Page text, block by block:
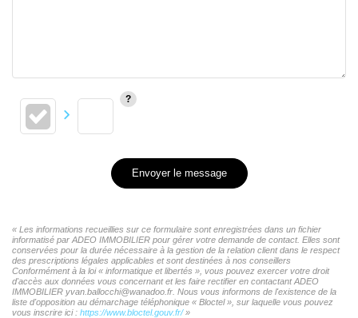
Envoyer le message
« Les informations recueillies sur ce formulaire sont enregistrées dans un fichier
informatisé par ADEO IMMOBILIER pour gérer votre demande de contact. Elles sont
conservées pour la durée nécessaire à la gestion de la relation client dans le respect
des prescriptions légales applicables et sont destinées à nos conseillers
Conformément à la loi « informatique et libertés », vous pouvez exercer votre droit
d'accès aux données vous concernant et les faire rectifier en contactant ADEO
IMMOBILIER yvan.ballocchi@wanadoo.fr. Nous vous informons de l'existence de la
liste d'opposition au démarchage téléphonique « Bloctel », sur laquelle vous pouvez
vous inscrire ici : https://www.bloctel.gouv.fr/»